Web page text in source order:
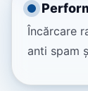
Încărcare
anti spam